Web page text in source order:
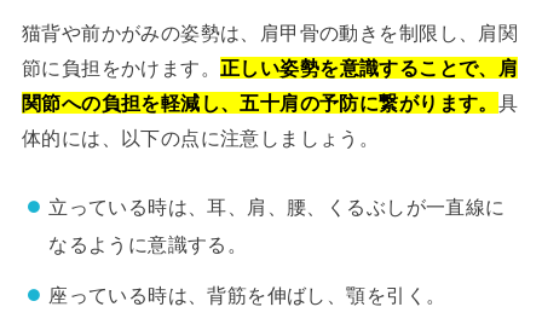
猫背や前かがみの姿勢は、肩甲骨の動きを制限し、肩関
節に負担をかけます。 正しい姿勢を意識することで、肩
関節への負担を軽減し、五十肩の予防に繋がります。 具
体的には、以下の点に注意しましょう。
立っている時は、耳、肩、腰、くるぶしが一直線に
なるように意識する。
座っている時は、背筋を伸ばし、顎を引く。